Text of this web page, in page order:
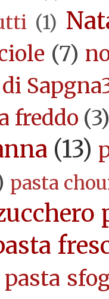
(1)
(7)
freddo (3)
(13)
pasta
pasta